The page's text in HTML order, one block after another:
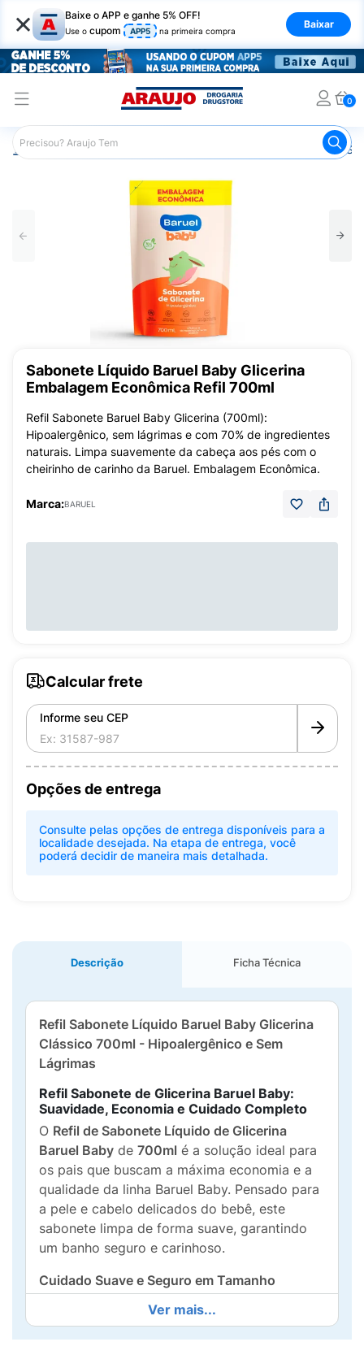
× Baixe o APP e ganhe 5% OFF!
Use o cupom APP5 na primeira compra
Baixar
0
Araujo Infantil Sabonete Infantil
Sabonete Líquido Baruel Baby Glicerina
Embalagem Econômica Refil 700ml
Refil Sabonete Baruel Baby Glicerina (700ml):
Hipoalergênico, sem lágrimas e com 70% de ingredientes
naturais. Limpa suavemente da cabeça aos pés com o
cheirinho de carinho da Baruel. Embalagem Econômica.
Marca:BARUEL
Calcular frete
Informe seu CEP
Opções de entrega
Consulte pelas opções de entrega disponíveis para a
localidade desejada. Na etapa de entrega, você
poderá decidir de maneira mais detalhada.
Descrição Ficha Técnica
Refil Sabonete Líquido Baruel Baby Glicerina
Clássico 700ml - Hipoalergênico e Sem
Lágrimas
Refil Sabonete de Glicerina Baruel Baby:
Suavidade, Economia e Cuidado Completo
O Refil de Sabonete Líquido de Glicerina
Baruel Baby de 700ml é a solução ideal para
os pais que buscam a máxima economia e a
qualidade da linha Baruel Baby. Pensado para
a pele e cabelo delicados do bebê, este
sabonete limpa de forma suave, garantindo
um banho seguro e carinhoso.
Cuidado Suave e Seguro em Tamanho
Ver mais...